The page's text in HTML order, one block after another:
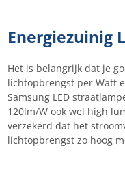
Energiezuinig
Het is belangrijk dat je
lichtopbrengst per Watt
Samsung LED
120lm/W ook wel high
verzekerd dat het
lichtopbrengst zo hoog